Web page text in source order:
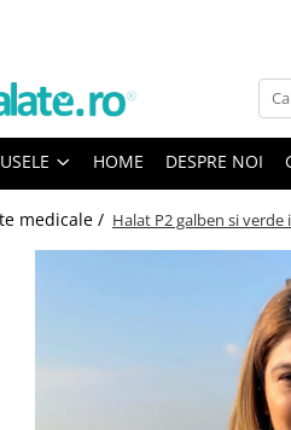
HOME DESPRE NOI
medicale / Halat P2 galben si verde